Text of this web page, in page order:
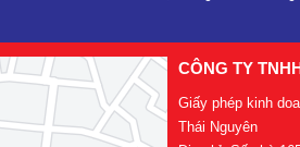
CÔNG TY
Giấy phép kinh
Thái Nguyên